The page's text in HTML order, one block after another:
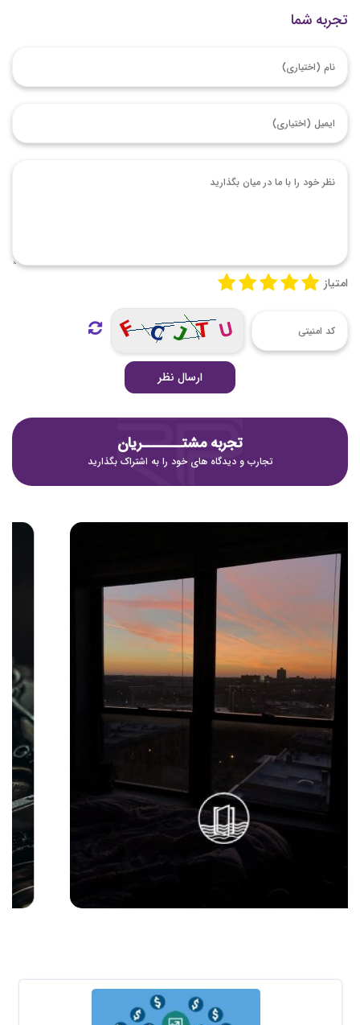
تجربه شما
امتیاز
ارسال نظر
تجربه مشتـــــــریان
تجارب و دیدگاه های خود را به اشتراک بگذارید